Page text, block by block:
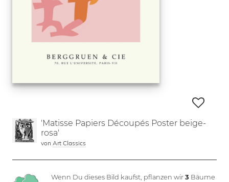
'Matisse Papiers Découpés Poster beige-
rosa'
von Art Classics
Wenn Du dieses Bild kaufst, pflanzen wir3 Bäume